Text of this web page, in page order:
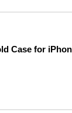
Case for